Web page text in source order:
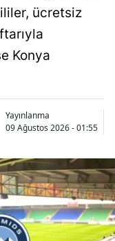
ücretsiz
Konya
Yayınlanma
09 Ağustos 2026 - 01:55